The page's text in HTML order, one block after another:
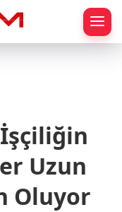
Uzun
Oluyor